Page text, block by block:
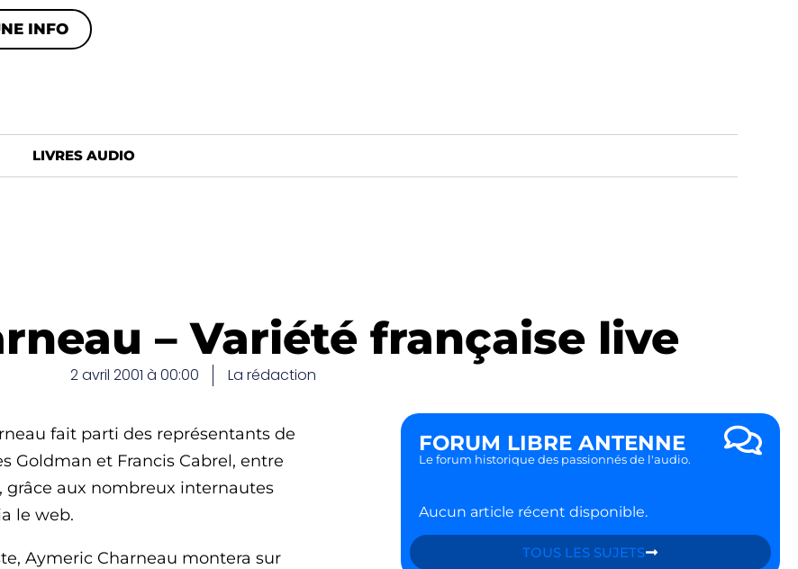
INFO
LIVRES AUDIO
– Variété française live
2 avril 2001 à 00:00 La rédaction
fait parti des représentants de
Goldman et Francis Cabrel, entre
grâce aux nombreux internautes
le web.
Aymeric Charneau montera sur
FORUM LIBRE ANTENNE
Le forum historique des passionnés de l'audio.
Aucun article récent disponible.
TOUS LES SUJETS